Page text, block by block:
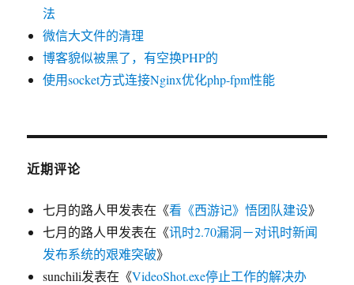
法
微信大文件的清理
博客貌似被黑了，有空换PHP的
使用socket方式连接Nginx优化php-fpm性能
近期评论
七月的路人甲发表在《看《西游记》悟团队建设》
七月的路人甲发表在《讯时2.70漏洞－对讯时新闻
发布系统的艰难突破》
sunchili发表在《VideoShot.exe停止工作的解决办